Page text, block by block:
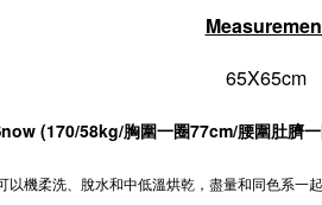
65X65cm
(170/58kg/胸圍一圈77cm/腰圍肚臍
以機柔洗、脫水和中低溫烘乾，盡量和同色系一